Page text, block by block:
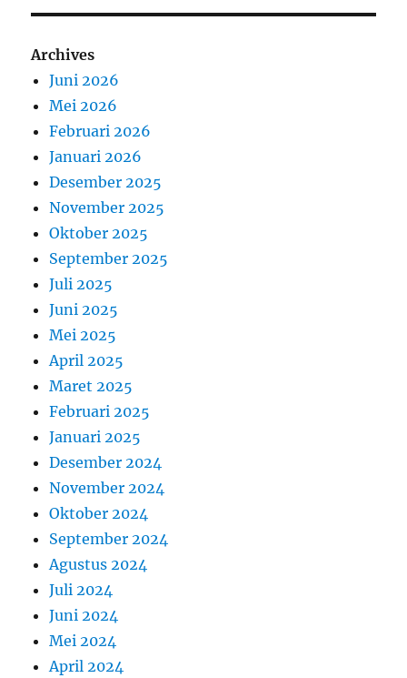
Archives
Juni 2026
Mei 2026
Februari 2026
Januari 2026
Desember 2025
November 2025
Oktober 2025
September 2025
Juli 2025
Juni 2025
Mei 2025
April 2025
Maret 2025
Februari 2025
Januari 2025
Desember 2024
November 2024
Oktober 2024
September 2024
Agustus 2024
Juli 2024
Juni 2024
Mei 2024
April 2024